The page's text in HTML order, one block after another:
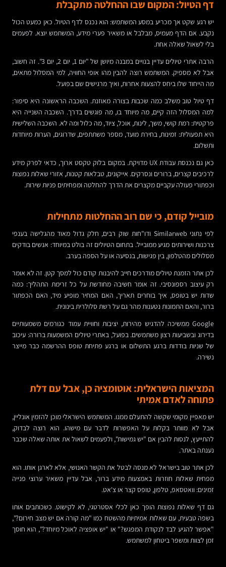
דף הטיול: המקום שבו ההחלטה מתקבלת
יש רגע שקט אך מכריע במסע המשתמש: הוא נכנס לדף הטיול. כאן כמעט הכול
נקבע. אם הדף מעמיס, מבלבל או משאיר פערי מידע, המשתמש יוצא. לפעמים
בלי לשאול שאלה אחת.
הרבה אתרי טיולים עדיין בנויים במבנה מיושן של "יום 1, יום 2, יום 3". זה חשוב,
אבל לא מספיק. המשתמש רוצה להבין מהו אופי החוויה, למי המסלול מתאים,
מה הייחוד שלו ביחס להצעות אחרות, ואיך מרגישים שם בפועל.
דף טיול טוב משלב כמה שכבות בצורה מאוזנת. השכבה הראשונה היא סיפור:
למה המסלול הזה קיים, מה מיוחד בו, מה פוגשים בדרך. השכבה השנייה היא
פרקטית: רמת קושי, משך, לינות, אוכל, ציוד, מה כלול ומה לא. השכבה השלישית
היא תפעולית: זמינות, בחירת מועד, מספר משתתפים, שדרוגים, הערות מיוחדות
ותשלום.
כאן גם נכנסת עבודת UX מדויקת. במקום בלוק טקסט ארוך, כדאי לפרק מידע
לרכיבים קצרים, ברורים ונסרקים. אייקונים, טבלאות קטנות, אזורי שאלות נפוצות
וכפתורי פעולה עקביים מקצרים את הדרך להחלטה ומפחיתים פניות שירות.
מובייל קודם, כי שם רוב ההחלטות מתחילות
לפי נתוני Similarweb ודו"חות שוק רבים, חלק גדול מאוד מהגלישה בענפי
צרכנות ושירותים מגיע ממובייל. בתחום הטיולים זה בולט במיוחד: אנשים בודקים
מסלולים מהטלפון, בין פגישות, בנסיעה או על הספה בערב.
לכן אתר הזמנת טיולים מודרכים חייב להיבנות קודם כול למסך קטן. זה לא אומר
רק עיצוב רספונסיבי. זה אומר חשיבה מחודשת על כל זרימת התהליך: כמה
שדות יש בטופס, איך בוחרים תאריך, האם המחיר מופיע מיד, האם הכפתור
ברור, והאם התמונות נטענות מהר גם על רשת סלולרית בינונית.
Google ממשיכה להדגיש מהירות, יציבות וחוויית עמוד כגורמים משמעותיים
בדירוג ובשביעות רצון משתמשים. בפועל, באתרי טיולים המשמעות ברורה: עיכוב
של שניות בודדות ברגע התשלום או ברגע פתיחת טופס ההרשמה כבר מייצר
נשירה.
המציאות הישראלית: אוטומציה כן, אבל עם דלת
פתוחה לאדם אמיתי
יש מאפיין מקומי שקשה להתעלם ממנו. המשתמש הישראלי מוכן להזמין אונליין,
אבל לא מוותר בקלות על האפשרות לדבר עם מישהו. הוא רוצה לבדוק,
להתייעץ, לנסות להבין אם "יש גמישות", ולפעמים לשאול את אותה שאלה שכבר
נענתה באתר.
לכן אתר טוב בישראל לא מנסה לבטל את הקשר האנושי, אלא לארגן אותו. הוא
מפחית שאלות חוזרות באמצעות מידע ברור, אבל עדיין משאיר ערוצי פנייה
זמינים: וואטסאפ, טלפון, טופס קצר או צ'אט.
גם דף שאלות נפוצות הופך כאן לכלי אסטרטגי, לא לקישוט. כשכותבים אותו
בשפה טבעית, עם שאלות אמיתיות מהשטח כמו "מה קורה אם יש מצב חירום?",
"אפשר להגיע לבד לנקודת המפגש?" או "יש אופציה לאוכל מיוחד?", הוא חוסך
זמן לצוות ומשפר ביטחון למשתמש.